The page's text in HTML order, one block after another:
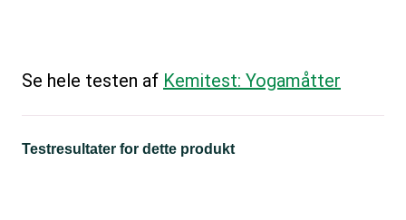
Se hele testen af Kemitest: Yogamåtter
Testresultater for dette produkt